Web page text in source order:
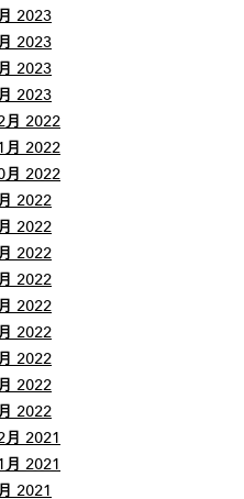
2023
2023
2023
2023
月 2022
月 2022
月 2022
2022
2022
2022
2022
2022
2022
2022
2022
2022
月 2021
月 2021
2021